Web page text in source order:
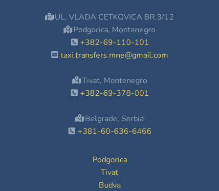
UL. VLADA CETKOVICA BR.3/12
Podgorica, Montenegro
+382-69-110-101
taxi.transfers.mne@gmail.com
Tivat, Montenegro
+382-69-378-001
Belgrade, Serbia
+381-60-636-6466
Podgorica
Tivat
Budva